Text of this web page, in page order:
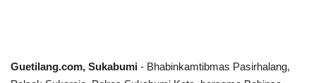
Kejahatan
Guetilang.com, Sukabumi - Bhabinkamtibmas Pasirhalang,